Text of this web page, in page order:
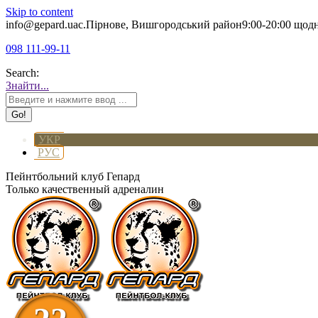
Skip to content
info@gepard.uaс.Пірнове, Вишгородський район9:00-20:00
098 111-99-11
Search:
Знайти...
УКР
РУС
Пейнтбольний клуб Гепард
Только качественный адреналин